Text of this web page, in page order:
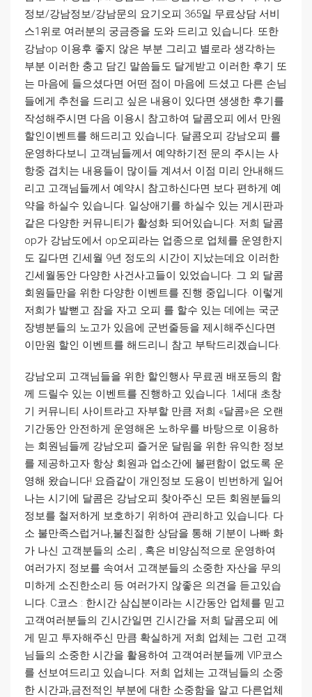
정보/강남정보/강남문의 요기오피 365일 무료상담 서비
스1위로 여러분의 궁금증을 도와 드리고 있습니다. 또한
강남op 이용후 좋지 않은 부분 그리고 별로라 생각하는
부분 이러한 충고 담긴 말씀들도 달게받고 이러한 후기 또
는 마음에 들으셨다면 어떤 점이 마음에 드셨고 다른 손님
들에게 추천을 드리고 싶은 내용이 있다면 생생한 후기를
작성해주시면 다음 이용시 참고하여 달콤오피 에서 만원
할인이벤트를 해드리고 있습니다. 달콤오피 강남오피 를
운영하다보니 고객님들께서 예약하기전 문의 주시는 사
항중 겹치는 내용들이 많이들 계셔서 이점 미리 안내해드
리고 고객님들께서 예약시 참고하신다면 보다 편하게 예
약을 하실수 있습니다. 일상애기를 하실수 있는 게시판과
같은 다양한 커뮤니티가 활성화 되어있습니다. 저희 달콤
op가 강남도에서 op오피라는 업종으로 업체를 운영한지
도 길다면 긴세월 9년 정도의 시간이 지났는데요 이러한
긴세월동안 다양한 사건사고들이 있었습니다. 그 외 달콤
회원들만을 위한 다양한 이벤트를 진행 중입니다. 이렇게
저희가 발뻗고 잠을 자고 오피 를 할수 있는 데에는 국군
장병분들의 노고가 있음에 군번줄등을 제시해주신다면
이만원 할인 이벤트를 해드리니 참고 부탁드리겠습니다.
강남오피 고객님들을 위한 할인행사 무료권 배포등의 함
께 드릴수 있는 이벤트를 진행하고 있습니다. 1세대 초창
기 커뮤니티 사이트라고 자부할 만큼 저희 «달콤»은 오랜
기간동안 안전하게 운영해온 노하우를 바탕으로 이용하
는 회원님들께 강남오피 즐거운 달림을 위한 유익한 정보
를 제공하고자 항상 회원과 업소간에 불편함이 없도록 운
영해 왔습니다! 요즘같이 개인정보 도용이 빈번하게 일어
나는 시기에 달콤은 강남오피 찾아주신 모든 회원분들의
정보를 철저하게 보호하기 위하여 관리하고 있습니다. 다
소 불만족스럽거나,불친절한 상담을 통해 기분이 나빠 화
가 나신 고객분들의 소리 , 혹은 비양심적으로 운영하여
여러가지 정보를 속여서 고객분들의 소중한 자산을 무의
미하게 소진한소리 등 여러가지 않좋은 의견을 듣고있습
니다. C코스 : 한시간 삼십분이라는 시간동안 업체를 믿고
고객여러분들의 긴시간일면 긴시간을 저희 달콤오피 에
게 믿고 투자해주신 만큼 확실하게 저희 업체는 그런 고객
님들의 소중한 시간을 활용하여 고객여러분들께 VIP코스
를 선보여드리고 있습니다. 저희 업체는 고객님들의 소중
한 시간과,금전적인 부분에 대한 소중함을 알고 다른업체